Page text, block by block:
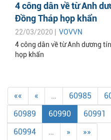
4 công dân về từ Anh
Đồng Tháp họp khẩn
22/03/2020 | VOVVN
4 công dân về từ Anh dương
họp khẩn
«« « … 60985
60989
60990 60991
60994
… » »»